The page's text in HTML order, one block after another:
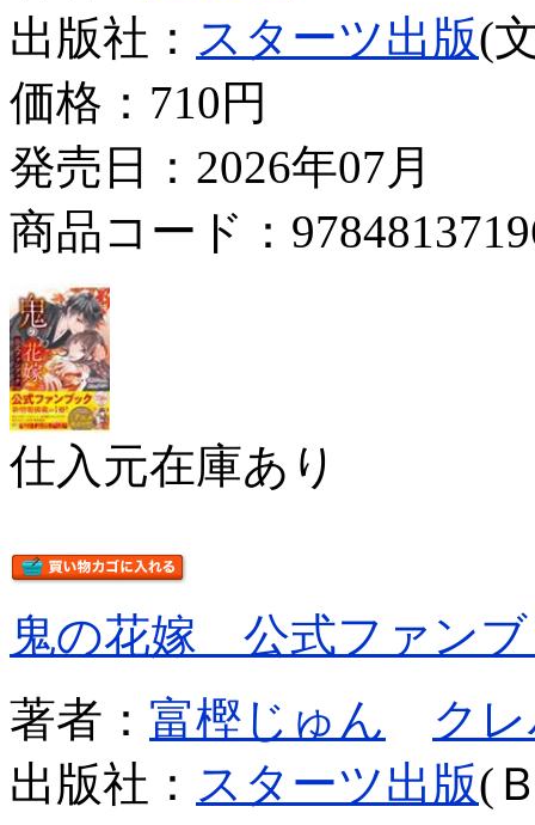
出版社： スターツ出版(
価格： 710円
発売日：2026年07月
商品コード：
仕入元在庫あり
鬼の花嫁 公式ファン
著者： 富樫じゅん
ク
出版社： スターツ出版(